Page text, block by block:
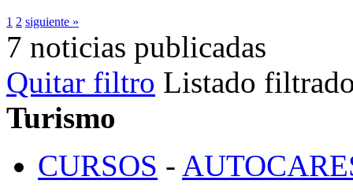
1 2 siguiente »
7 noticias publicadas
Quitar filtro Listado
Turismo
CURSOS -